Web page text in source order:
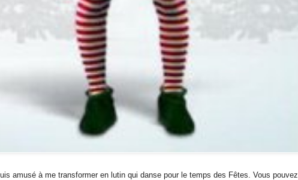
amusé à me transformer en lutin qui danse pour le temps des Fêtes. Vous pouvez